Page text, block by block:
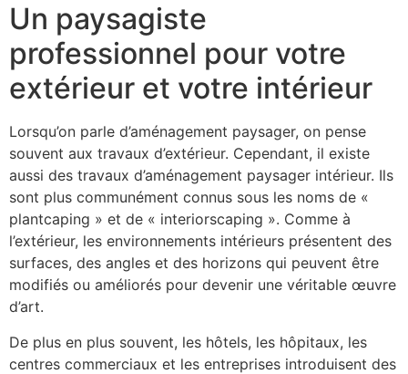
Un paysagiste
professionnel pour votre
extérieur et votre intérieur
Lorsqu’on parle d’aménagement paysager, on pense
souvent aux travaux d’extérieur. Cependant, il existe
aussi des travaux d’aménagement paysager intérieur. Ils
sont plus communément connus sous les noms de «
plantcaping » et de « interiorscaping ». Comme à
l’extérieur, les environnements intérieurs présentent des
surfaces, des angles et des horizons qui peuvent être
modifiés ou améliorés pour devenir une véritable œuvre
d’art.
De plus en plus souvent, les hôtels, les hôpitaux, les
centres commerciaux et les entreprises introduisent des